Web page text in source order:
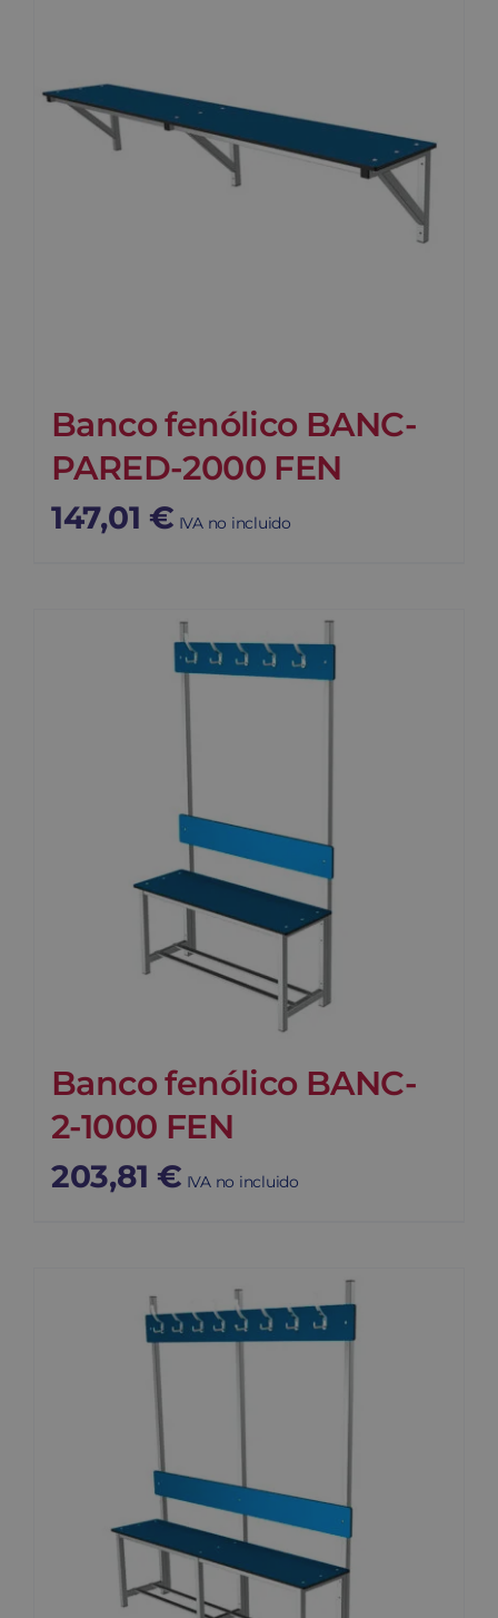
Banco fenólico BANC-
PARED-2000 FEN
147,01 € IVA no incluido
Banco fenólico BANC-
2-1000 FEN
203,81 € IVA no incluido